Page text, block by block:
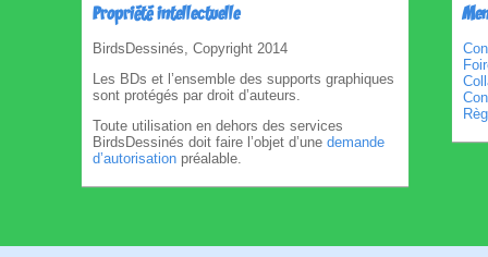
Propriété intellectuelle
BirdsDessinés, Copyright 2014
Les BDs et l’ensemble des supports graphiques
sont protégés par droit d’auteurs.
Toute utilisation en dehors des services
BirdsDessinés doit faire l’objet d’une demande
d’autorisation préalable.